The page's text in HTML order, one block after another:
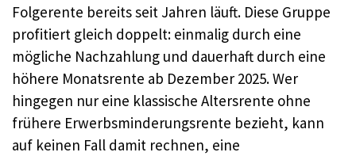
Folgerente bereits seit Jahren läuft. Diese Gruppe
profitiert gleich doppelt: einmalig durch eine
mögliche Nachzahlung und dauerhaft durch eine
höhere Monatsrente ab Dezember 2025. Wer
hingegen nur eine klassische Altersrente ohne
frühere Erwerbsminderungsrente bezieht, kann
auf keinen Fall damit rechnen, eine